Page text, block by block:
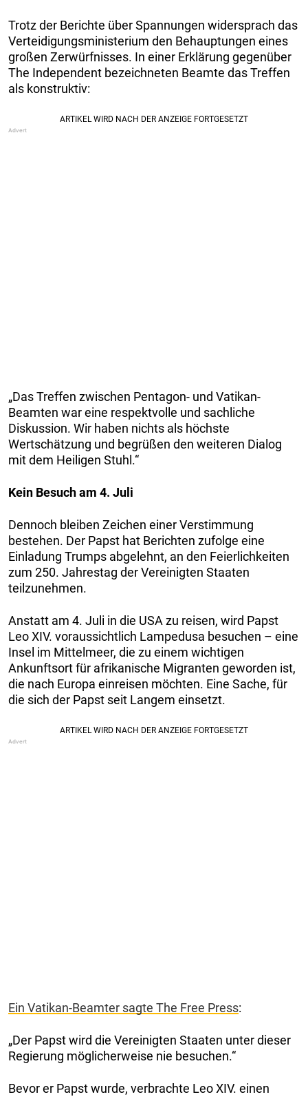
Trotz der Berichte über Spannungen widersprach das
Verteidigungsministerium den Behauptungen eines
großen Zerwürfnisses. In einer Erklärung gegenüber
The Independent bezeichneten Beamte das Treffen
als konstruktiv:
„Das Treffen zwischen Pentagon- und Vatikan-
Beamten war eine respektvolle und sachliche
Diskussion. Wir haben nichts als höchste
Wertschätzung und begrüßen den weiteren Dialog
mit dem Heiligen Stuhl.“
Kein Besuch am 4. Juli
Dennoch bleiben Zeichen einer Verstimmung
bestehen. Der Papst hat Berichten zufolge eine
Einladung Trumps abgelehnt, an den Feierlichkeiten
zum 250. Jahrestag der Vereinigten Staaten
teilzunehmen.
Anstatt am 4. Juli in die USA zu reisen, wird Papst
Leo XIV. voraussichtlich Lampedusa besuchen – eine
Insel im Mittelmeer, die zu einem wichtigen
Ankunftsort für afrikanische Migranten geworden ist,
die nach Europa einreisen möchten. Eine Sache, für
die sich der Papst seit Langem einsetzt.
Ein Vatikan-Beamter sagte The Free Press:
„Der Papst wird die Vereinigten Staaten unter dieser
Regierung möglicherweise nie besuchen.“
Bevor er Papst wurde, verbrachte Leo XIV. einen